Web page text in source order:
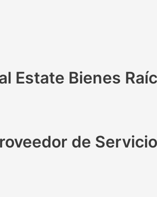
Estate Bienes
de